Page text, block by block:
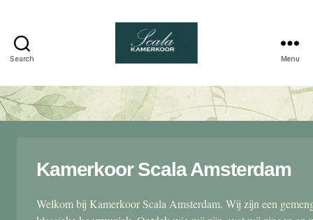
Search
kamerkoor
Menu
Kamerkoor Scala Amsterdam
Welkom bij Kamerkoor Scala Amsterdam. Wij zijn een